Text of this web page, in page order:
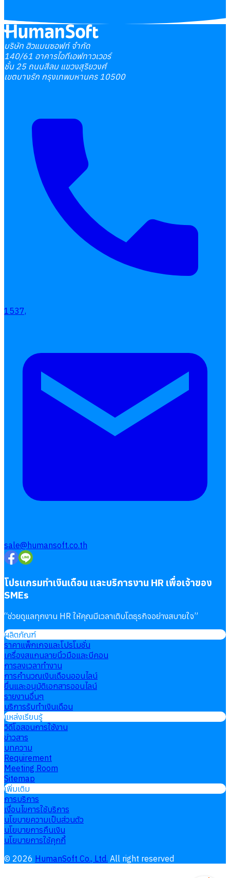
เลือกหัวข้อที่คุณสนใจ
แบบฟอร์มประเมินพนักงาน
บริการรับทำเงินเดือน
HumanSoft
บริษัท ฮิวแมนซอฟท์ จำกัด
140/61 อาคารไอทีเอฟทาวเวอร์
ชั้น 25 ถนนสีลม แขวงสุริยวงศ์
เขตบางรัก กรุงเทพมหานคร 10500
1537,
sale@humansoft.co.th
โปรแกรมทำเงินเดือน และบริการงาน HR เพื่อเจ้าของ
SMEs
“ช่วยดูแลทุกงาน HR ให้คุณมีเวลาเติบโตธุรกิจอย่างสบายใจ”
ผลิตภัณฑ์
ราคาแพ็กเกจและโปรโมชั่น
เครื่องสแกนลายนิ้วมือและบีคอน
การลงเวลาทำงาน
การคำนวณเงินเดือนออนไลน์
ยื่นและอนุมัติเอกสารออนไลน์
รายงานอื่นๆ
บริการรับทำเงินเดือน
แหล่งเรียนรู้
วิดีโอสอนการใช้งาน
ข่าวสาร
บทความ
Requirement
Meeting Room
Sitemap
เพิ่มเติม
การบริการ
เงื่อนไขการใช้บริการ
นโยบายความเป็นส่วนตัว
นโยบายการคืนเงิน
นโยบายการใช้คุกกี้
© 2026 HumanSoft Co., Ltd. All right reserved